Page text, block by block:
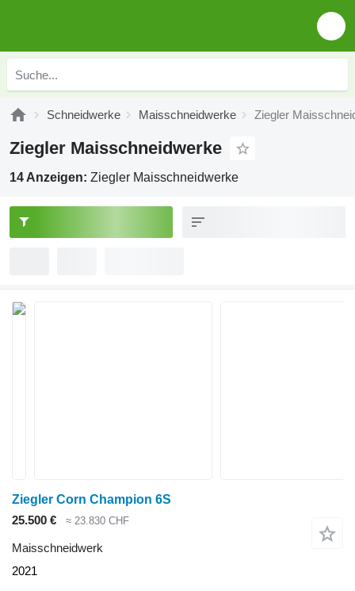
Schneidwerke Maisschneidwerke Ziegler
Ziegler Maisschneidwerke
14 Anzeigen: Ziegler Maisschneidwerke
Ziegler Corn Champion 6S
25.500 €
≈ 23.830 CHF
Maisschneidwerk
2021